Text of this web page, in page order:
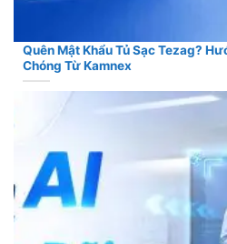
Quên Mật Khẩu Tủ Sạc Tezag?
Chóng Từ Kamnex